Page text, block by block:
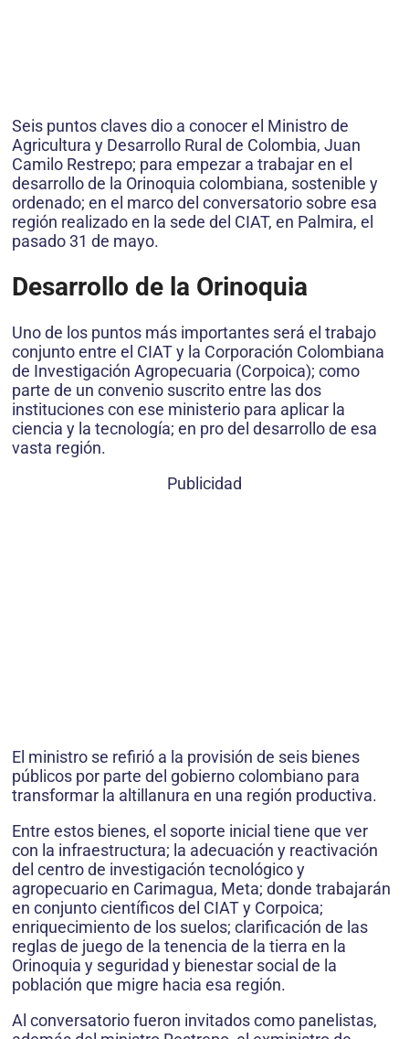
Seis puntos claves dio a conocer el Ministro de
Agricultura y Desarrollo Rural de Colombia, Juan
Camilo Restrepo; para empezar a trabajar en el
desarrollo de la Orinoquia colombiana, sostenible y
ordenado; en el marco del conversatorio sobre esa
región realizado en la sede del CIAT, en Palmira, el
pasado 31 de mayo.
Desarrollo de la Orinoquia
Uno de los puntos más importantes será el trabajo
conjunto entre el CIAT y la Corporación Colombiana
de Investigación Agropecuaria (Corpoica); como
parte de un convenio suscrito entre las dos
instituciones con ese ministerio para aplicar la
ciencia y la tecnología; en pro del desarrollo de esa
vasta región.
Publicidad
El ministro se refirió a la provisión de seis bienes
públicos por parte del gobierno colombiano para
transformar la altillanura en una región productiva.
Entre estos bienes, el soporte inicial tiene que ver
con la infraestructura; la adecuación y reactivación
del centro de investigación tecnológico y
agropecuario en Carimagua, Meta; donde trabajarán
en conjunto científicos del CIAT y Corpoica;
enriquecimiento de los suelos; clarificación de las
reglas de juego de la tenencia de la tierra en la
Orinoquia y seguridad y bienestar social de la
población que migre hacia esa región.
Al conversatorio fueron invitados como panelistas,